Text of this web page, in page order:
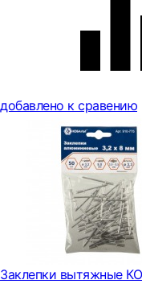
добавлено к сравению
Заклепки вытяжные